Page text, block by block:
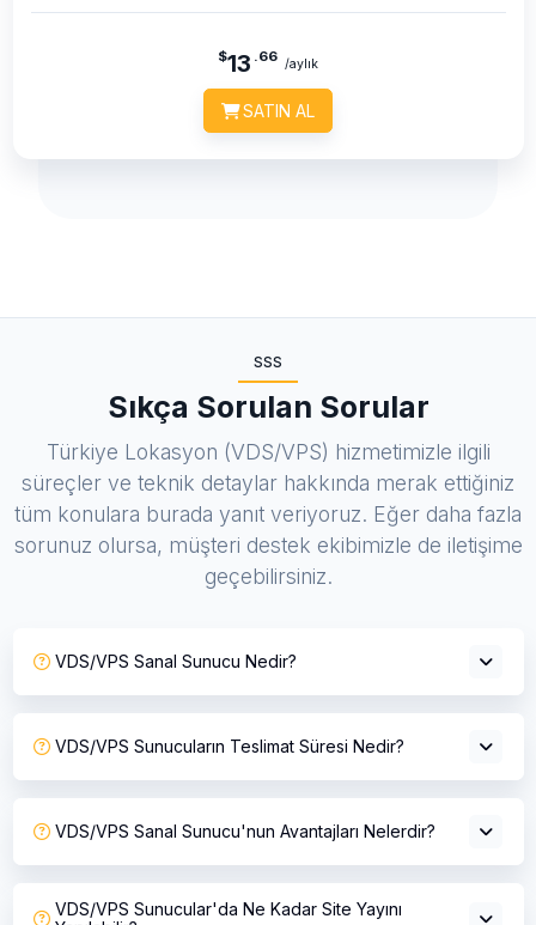
$13 .66 /aylık
SATIN AL
SSS
Sıkça Sorulan Sorular
Türkiye Lokasyon (VDS/VPS) hizmetimizle ilgili
süreçler ve teknik detaylar hakkında merak ettiğiniz
tüm konulara burada yanıt veriyoruz. Eğer daha fazla
sorunuz olursa, müşteri destek ekibimizle de iletişime
geçebilirsiniz.
VDS/VPS Sanal Sunucu Nedir?
VDS/VPS Sunucuların Teslimat Süresi Nedir?
VDS/VPS Sanal Sunucu'nun Avantajları Nelerdir?
VDS/VPS Sunucular'da Ne Kadar Site Yayını